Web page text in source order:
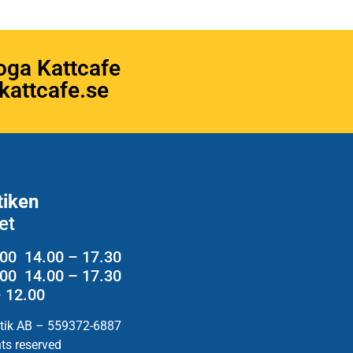
Kattcafe
14.00 – 17.30
14.00 – 17.30
12.00
AB – 559372-6887
reserved